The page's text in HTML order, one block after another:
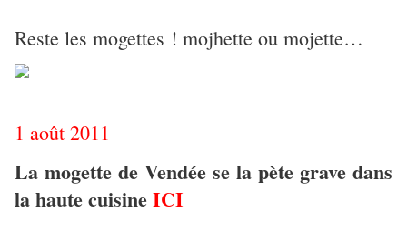
Reste les mogettes ! mojhette ou mojette…
1 août 2011
La mogette de Vendée se la pète grave dans
la haute cuisineICI